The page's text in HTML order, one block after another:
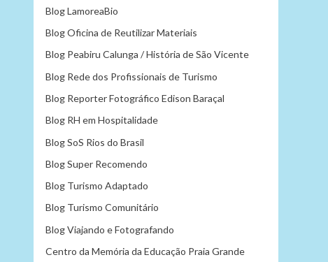
Blog LamoreaBio
Blog Oficina de Reutilizar Materiais
Blog Peabiru Calunga / História de São Vicente
Blog Rede dos Profissionais de Turismo
Blog Reporter Fotográfico Edison Baraçal
Blog RH em Hospitalidade
Blog SoS Rios do Brasil
Blog Super Recomendo
Blog Turismo Adaptado
Blog Turismo Comunitário
Blog Viajando e Fotografando
Centro da Memória da Educação Praia Grande